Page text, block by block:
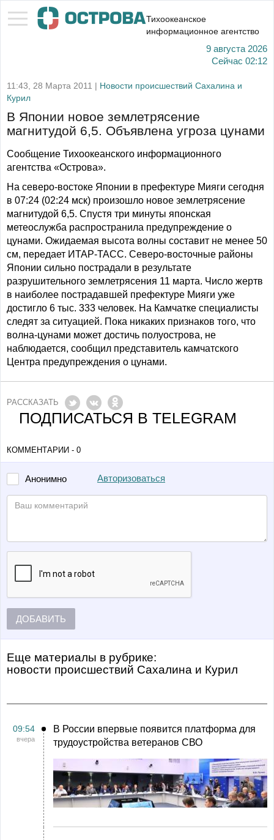
Тихоокеанское
информационное агентство
9 августа 2026
Сейчас 02:12
11:43, 28 Марта 2011 | Новости происшествий Сахалина и
Курил
В Японии новое землетрясение
магнитудой 6,5. Объявлена угроза цунами
Сообщение Тихоокеанского информационного
агентства «Острова».
На северо-востоке Японии в префектуре Мияги сегодня
в 07:24 (02:24 мск) произошло новое землетрясение
магнитудой 6,5. Спустя три минуты японская
метеослужба распространила предупреждение о
цунами. Ожидаемая высота волны составит не менее 50
см, передает ИТАР-ТАСС. Северо-восточные районы
Японии сильно пострадали в результате
разрушительного землетрясения 11 марта. Число жертв
в наиболее пострадавшей префектуре Мияги уже
достигло 6 тыс. 333 человек. На Камчатке специалисты
следят за ситуацией. Пока никаких признаков того, что
волна-цунами может достичь полуострова, не
наблюдается, сообщил представитель камчатского
Центра предупреждения о цунами.
РАССКАЗАТЬ
ПОДПИСАТЬСЯ В TELEGRAM
КОММЕНТАРИИ - 0
Анонимно Авторизоваться
ДОБАВИТЬ
Еще материалы в рубрике:
Новости происшествий Сахалина и Курил
09:54
вчера
В России впервые появится платформа для
трудоустройства ветеранов СВО